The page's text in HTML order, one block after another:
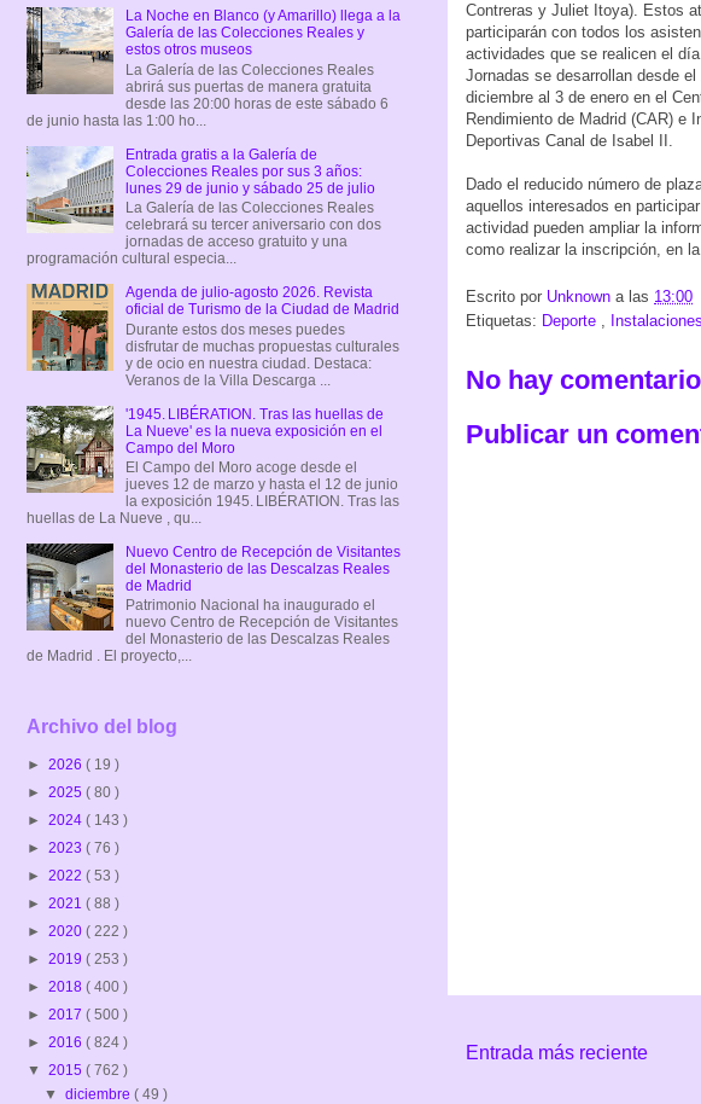
Contreras y Juliet Itoya). Estos
participarán con todos los
actividades que se realicen el
Jornadas se desarrollan desde el
diciembre al 3 de enero en el
Rendimiento de Madrid (CAR) e
Deportivas Canal de Isabel II.
Dado el reducido número de
aquellos interesados en
actividad pueden ampliar la
como realizar la inscripción, en la
Escrito por Unknown a las 13:00
Etiquetas: Deporte
No hay
Publicar un
Entrada más reciente
La Noche en Blanco (y Amarillo) llega a la
Galería de las Colecciones Reales y
estos otros museos
La Galería de las Colecciones Reales
abrirá sus puertas de manera gratuita
desde las 20:00 horas de este sábado 6
de junio hasta las 1:00 ho...
Entrada gratis a la Galería de
Colecciones Reales por sus 3 años:
lunes 29 de junio y sábado 25 de julio
La Galería de las Colecciones Reales
celebrará su tercer aniversario con dos
jornadas de acceso gratuito y una
programación cultural especia...
Agenda de julio-agosto 2026. Revista
oficial de Turismo de la Ciudad de Madrid
Durante estos dos meses puedes
disfrutar de muchas propuestas culturales
y de ocio en nuestra ciudad. Destaca:
Veranos de la Villa Descarga ...
'1945. LIBÉRATION. Tras las huellas de
La Nueve' es la nueva exposición en el
Campo del Moro
El Campo del Moro acoge desde el
jueves 12 de marzo y hasta el 12 de junio
la exposición 1945. LIBÉRATION. Tras las
huellas de La Nueve , qu...
Nuevo Centro de Recepción de Visitantes
del Monasterio de las Descalzas Reales
de Madrid
Patrimonio Nacional ha inaugurado el
nuevo Centro de Recepción de Visitantes
del Monasterio de las Descalzas Reales
de Madrid . El proyecto,...
Archivo del blog
► 2026 ( 19 )
► 2025 ( 80 )
► 2024 ( 143 )
► 2023 ( 76 )
► 2022 ( 53 )
► 2021 ( 88 )
► 2020 ( 222 )
► 2019 ( 253 )
► 2018 ( 400 )
► 2017 ( 500 )
► 2016 ( 824 )
▼ 2015 ( 762 )
▼diciembre( 49 )